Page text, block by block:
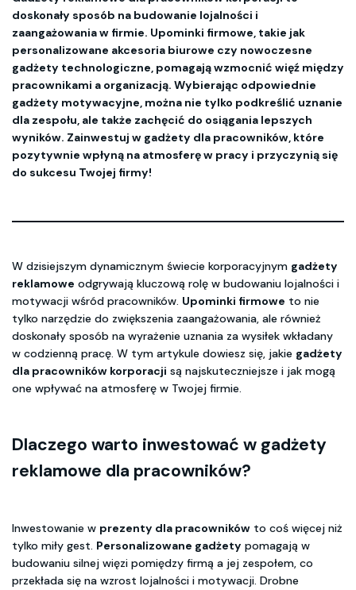
doskonały sposób na budowanie lojalności i
zaangażowania w firmie. Upominki firmowe, takie jak
personalizowane akcesoria biurowe czy nowoczesne
gadżety technologiczne, pomagają wzmocnić więź między
pracownikami a organizacją. Wybierając odpowiednie
gadżety motywacyjne, można nie tylko podkreślić uznanie
dla zespołu, ale także zachęcić do osiągania lepszych
wyników. Zainwestuj w gadżety dla pracowników, które
pozytywnie wpłyną na atmosferę w pracy i przyczynią się
do sukcesu Twojej firmy!
W dzisiejszym dynamicznym świecie korporacyjnym gadżety
reklamowe odgrywają kluczową rolę w budowaniu lojalności i
motywacji wśród pracowników. Upominki firmowe to nie
tylko narzędzie do zwiększenia zaangażowania, ale również
doskonały sposób na wyrażenie uznania za wysiłek wkładany
w codzienną pracę. W tym artykule dowiesz się, jakie gadżety
dla pracowników korporacji są najskuteczniejsze i jak mogą
one wpływać na atmosferę w Twojej firmie.
Dlaczego warto inwestować w gadżety
reklamowe dla pracowników?
Inwestowanie w prezenty dla pracowników to coś więcej niż
tylko miły gest. Personalizowane gadżety pomagają w
budowaniu silnej więzi pomiędzy firmą a jej zespołem, co
przekłada się na wzrost lojalności i motywacji. Drobne